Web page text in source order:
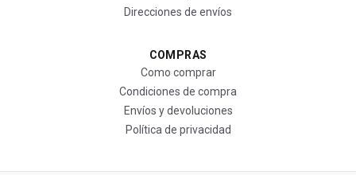
Direcciones de envíos
COMPRAS
Como comprar
Condiciones de compra
Envíos y devoluciones
Política de privacidad